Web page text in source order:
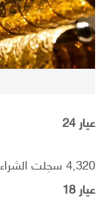
عيار 24
4,320 سجلت الشراء بنحو، مقابل البيع 4,292 جنيهاَ مصري
عيار 18